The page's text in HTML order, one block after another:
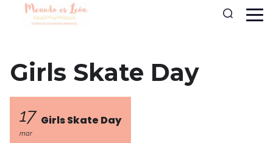
Girls Skate Day
17
mar
Girls Skate Day